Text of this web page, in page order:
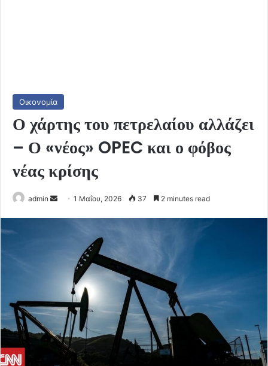
Οικονομία
Ο χάρτης του πετρελαίου αλλάζει
– Ο «νέος» OPEC και ο φόβος
νέας κρίσης
admin
Send1 Μαΐου, 2026 37 2 minutes read